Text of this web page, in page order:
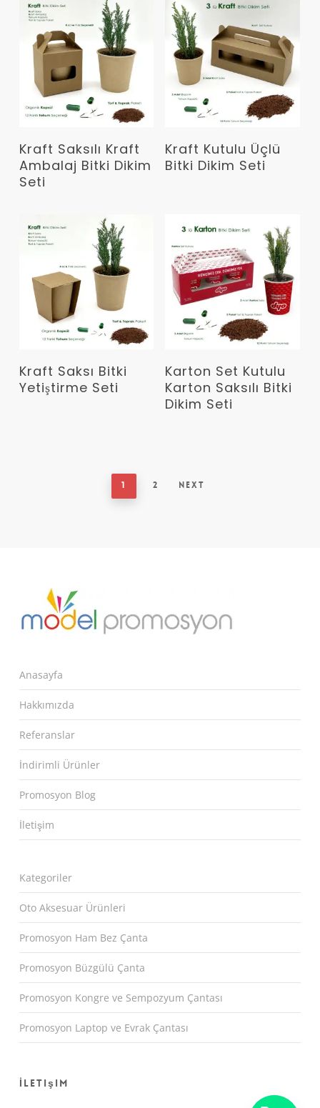
Devamını Oku
Kraft Saksılı Kraft
Ambalaj Bitki Dikim
Seti
Devamını Oku
Kraft Kutulu Üçlü
Bitki Dikim Seti
Devamını Oku
Kraft Saksı Bitki
Yetiştirme Seti
Devamını Oku
Karton Set Kutulu
Karton Saksılı Bitki
Dikim Seti
1 2 Next
Anasayfa
Hakkımızda
Referanslar
İndirimli Ürünler
Promosyon Blog
İletişim
Kategoriler
Oto Aksesuar Ürünleri
Promosyon Ham Bez Çanta
Promosyon Büzgülü Çanta
Promosyon Kongre ve Sempozyum Çantası
Promosyon Laptop ve Evrak Çantası
İletişim